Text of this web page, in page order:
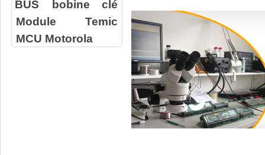
BUS
bobine clé
Module Temic
MCU Motorola